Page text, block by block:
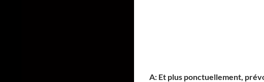
A: Et plus ponctuellement,